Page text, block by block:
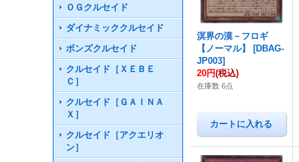
ＯＧクルセイド
ダイナミッククルセイド
ボンズクルセイド
クルセイド［ＸＥＢＥ
Ｃ］
クルセイド［ＧＡＩＮＡ
Ｘ］
クルセイド［アクエリオ
ン］
溟界の漠－フロギ
【ノーマル】
[DBAG-
JP003]
20円(税込)
在庫数 6点